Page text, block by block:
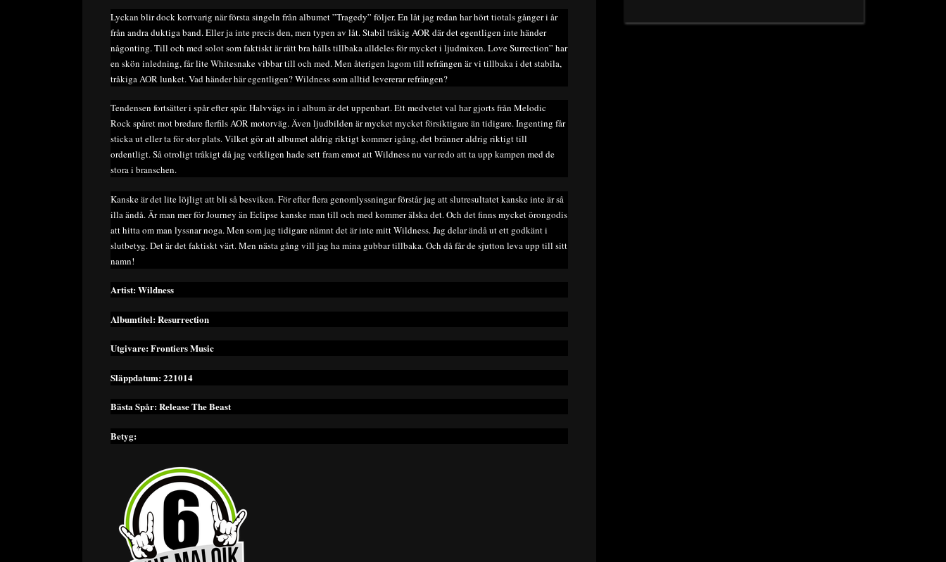
Lyckan blir dock kortvarig när första singeln från albumet ”Tragedy” följer. En låt jag redan har hört tiotals gånger i år
från andra duktiga band. Eller ja inte precis den, men typen av låt. Stabil tråkig AOR där det egentligen inte händer
någonting. Till och med solot som faktiskt är rätt bra hålls tillbaka alldeles för mycket i ljudmixen. Love Surrection” har
en skön inledning, får lite Whitesnake vibbar till och med. Men återigen lagom till refrängen är vi tillbaka i det stabila,
tråkiga AOR lunket. Vad händer här egentligen? Wildness som alltid levererar refrängen?
Tendensen fortsätter i spår efter spår. Halvvägs in i album är det uppenbart. Ett medvetet val har gjorts från Melodic
Rock spåret mot bredare flerfils AOR motorväg. Även ljudbilden är mycket mycket försiktigare än tidigare. Ingenting får
sticka ut eller ta för stor plats. Vilket gör att albumet aldrig riktigt kommer igång, det bränner aldrig riktigt till
ordentligt. Så otroligt tråkigt då jag verkligen hade sett fram emot att Wildness nu var redo att ta upp kampen med de
stora i branschen.
Kanske är det lite löjligt att bli så besviken. För efter flera genomlyssningar förstår jag att slutresultatet kanske inte är så
illa ändå. Är man mer för Journey än Eclipse kanske man till och med kommer älska det. Och det finns mycket örongodis
att hitta om man lyssnar noga. Men som jag tidigare nämnt det är inte mitt Wildness. Jag delar ändå ut ett godkänt i
slutbetyg. Det är det faktiskt värt. Men nästa gång vill jag ha mina gubbar tillbaka. Och då får de sjutton leva upp till sitt
namn!
Artist: Wildness
Albumtitel: Resurrection
Utgivare: Frontiers Music
Släppdatum: 221014
Bästa Spår: Release The Beast
Betyg: